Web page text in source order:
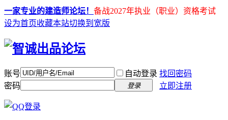
一家专业的建造师论坛！ 备战2027年执业（职业）资格考试
设为首页收藏本站切换到宽版
账号 自动登录 找回密码
密码
登录 立即注册